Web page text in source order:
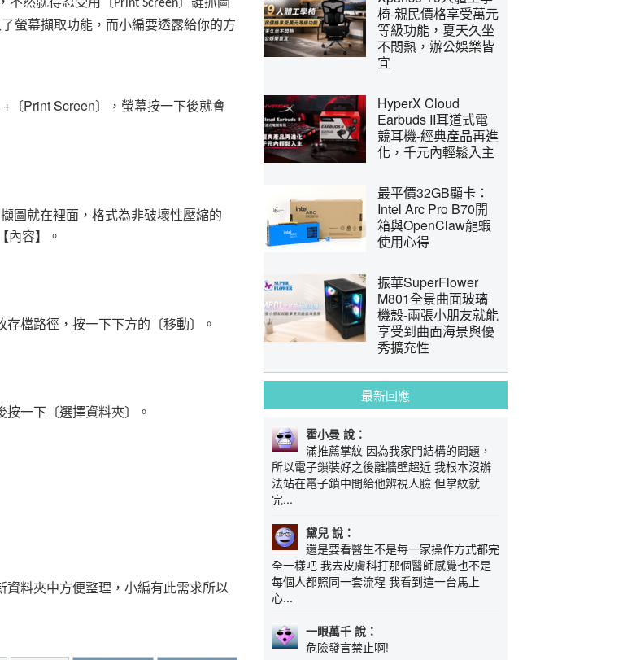
Print Screen
螢幕擷取功能，而小編要透露給你的方
〔Print Screen〕，螢幕按一下後就會
圖就在裡面，格式為非破壞性壓縮的
內容】。
檔路徑，按一下下方的〔移動〕。
一下〔選擇資料夾〕。
料夾中方便整理，小編有此需求所以
椅-親民價格享受萬元
等級功能，夏天久坐
不悶熱，辦公娛樂皆
宜
HyperX Cloud
Earbuds II耳道式電
競耳機-經典產品再進
化，千元內輕鬆入主
最平價32GB顯卡：
Intel Arc Pro B70開
箱與OpenClaw龍蝦
使用心得
振華SuperFlower
M801全景曲面玻璃
機殼-兩張小朋友就能
享受到曲面海景與優
秀擴充性
最新回應
霍小曼 說：
滿推薦掌紋 因為我家門結構的問題，
所以電子鎖裝好之後離牆壁超近 我根本沒辦
法站在電子鎖中間給他辨視人臉 但掌紋就
完...
黛兒 說：
還是要看醫生不是每一家操作方式都完
全一樣吧 我去皮膚科打那個醫師感覺也不是
每個人都照同一套流程 我看到這一台馬上
心...
一眼萬千 說：
危險發言禁止啊!